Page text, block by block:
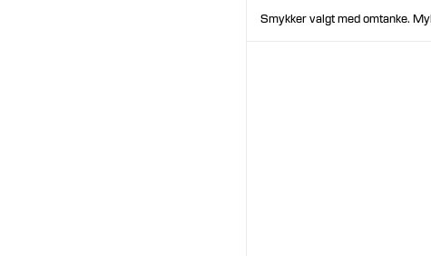
Smykker valgt med omtanke.